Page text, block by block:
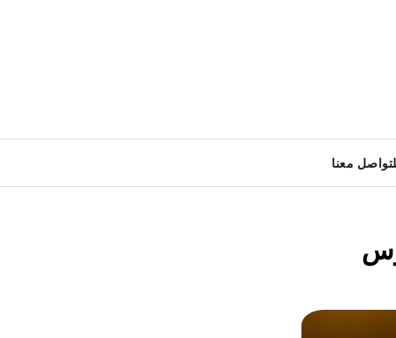
معنا